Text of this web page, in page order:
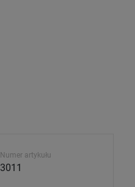
Numer artykułu
3011